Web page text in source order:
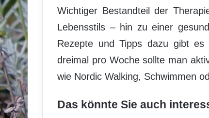
Wichtiger Bestandteil der
Lebensstils – hin zu einer
Rezepte und Tipps dazu gibt es
dreimal pro Woche sollte man
wie Nordic Walking, Schwimmen
Das könnte Sie auch